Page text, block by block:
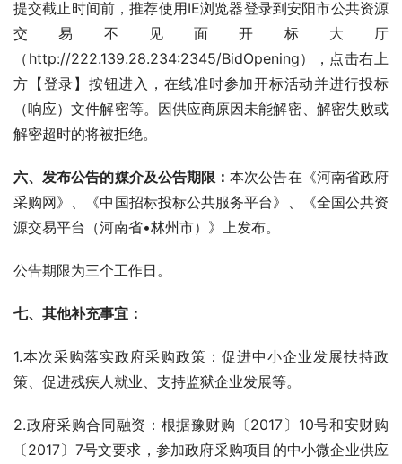
提交截止时间前，推荐使用IE浏览器登录到安阳市公共资源
交易不见面开标大厅
（http://222.139.28.234:2345/BidOpening），点击右上
方【登录】按钮进入，在线准时参加开标活动并进行投标
（响应）文件解密等。因供应商原因未能解密、解密失败或
解密超时的将被拒绝。
六、发布公告的媒介及公告期限：本次公告在《河南省政府
采购网》、《中国招标投标公共服务平台》、《全国公共资
源交易平台（河南省•林州市）》上发布。
公告期限为三个工作日。
七、其他补充事宜：
1.本次采购落实政府采购政策：促进中小企业发展扶持政
策、促进残疾人就业、支持监狱企业发展等。
2.政府采购合同融资：根据豫财购〔2017〕10号和安财购
〔2017〕7号文要求，参加政府采购项目的中小微企业供应